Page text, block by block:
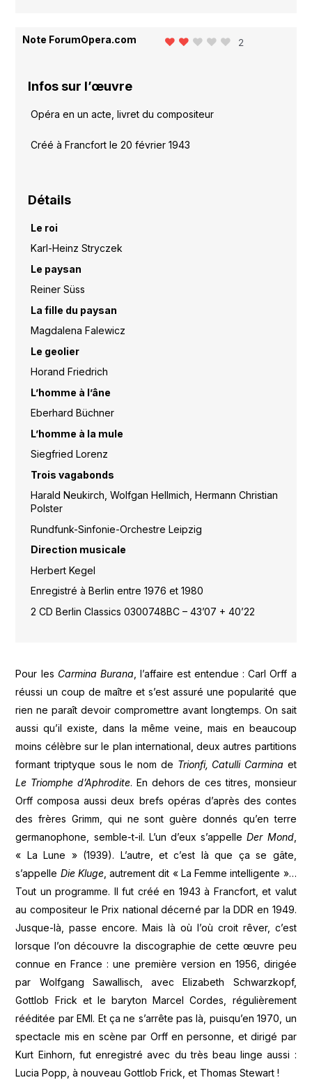
Note ForumOpera.com 2
Infos sur l’œuvre
Opéra en un acte, livret du compositeur
Créé à Francfort le 20 février 1943
Détails
Le roi
Karl-Heinz Stryczek
Le paysan
Reiner Süss
La fille du paysan
Magdalena Falewicz
Le geolier
Horand Friedrich
L’homme à l’âne
Eberhard Büchner
L’homme à la mule
Siegfried Lorenz
Trois vagabonds
Harald Neukirch, Wolfgan Hellmich, Hermann Christian
Polster
Rundfunk-Sinfonie-Orchestre Leipzig
Direction musicale
Herbert Kegel
Enregistré à Berlin entre 1976 et 1980
2 CD Berlin Classics 0300748BC – 43’07 + 40’22
Pour les Carmina Burana, l’affaire est entendue : Carl Orff a
réussi un coup de maître et s’est assuré une popularité que
rien ne paraît devoir compromettre avant longtemps. On sait
aussi qu’il existe, dans la même veine, mais en beaucoup
moins célèbre sur le plan international, deux autres partitions
formant triptyque sous le nom de Trionfi, Catulli Carmina et
Le Triomphe d’Aphrodite. En dehors de ces titres, monsieur
Orff composa aussi deux brefs opéras d’après des contes
des frères Grimm, qui ne sont guère donnés qu’en terre
germanophone, semble-t-il. L’un d’eux s’appelleDer Mond,
« La Lune » (1939). L’autre, et c’est là que ça se gâte,
s’appelle Die Kluge, autrement dit « La Femme intelligente »…
Tout un programme. Il fut créé en 1943 à Francfort, et valut
au compositeur le Prix national décerné par la DDR en 1949.
Jusque-là, passe encore. Mais là où l’où croit rêver, c’est
lorsque l’on découvre la discographie de cette œuvre peu
connue en France : une première version en 1956, dirigée
par Wolfgang Sawallisch, avec Elizabeth Schwarzkopf,
Gottlob Frick et le baryton Marcel Cordes, régulièrement
rééditée par EMI. Et ça ne s’arrête pas là, puisqu’en 1970, un
spectacle mis en scène par Orff en personne, et dirigé par
Kurt Einhorn, fut enregistré avec du très beau linge aussi :
Lucia Popp, à nouveau Gottlob Frick, et Thomas Stewart !